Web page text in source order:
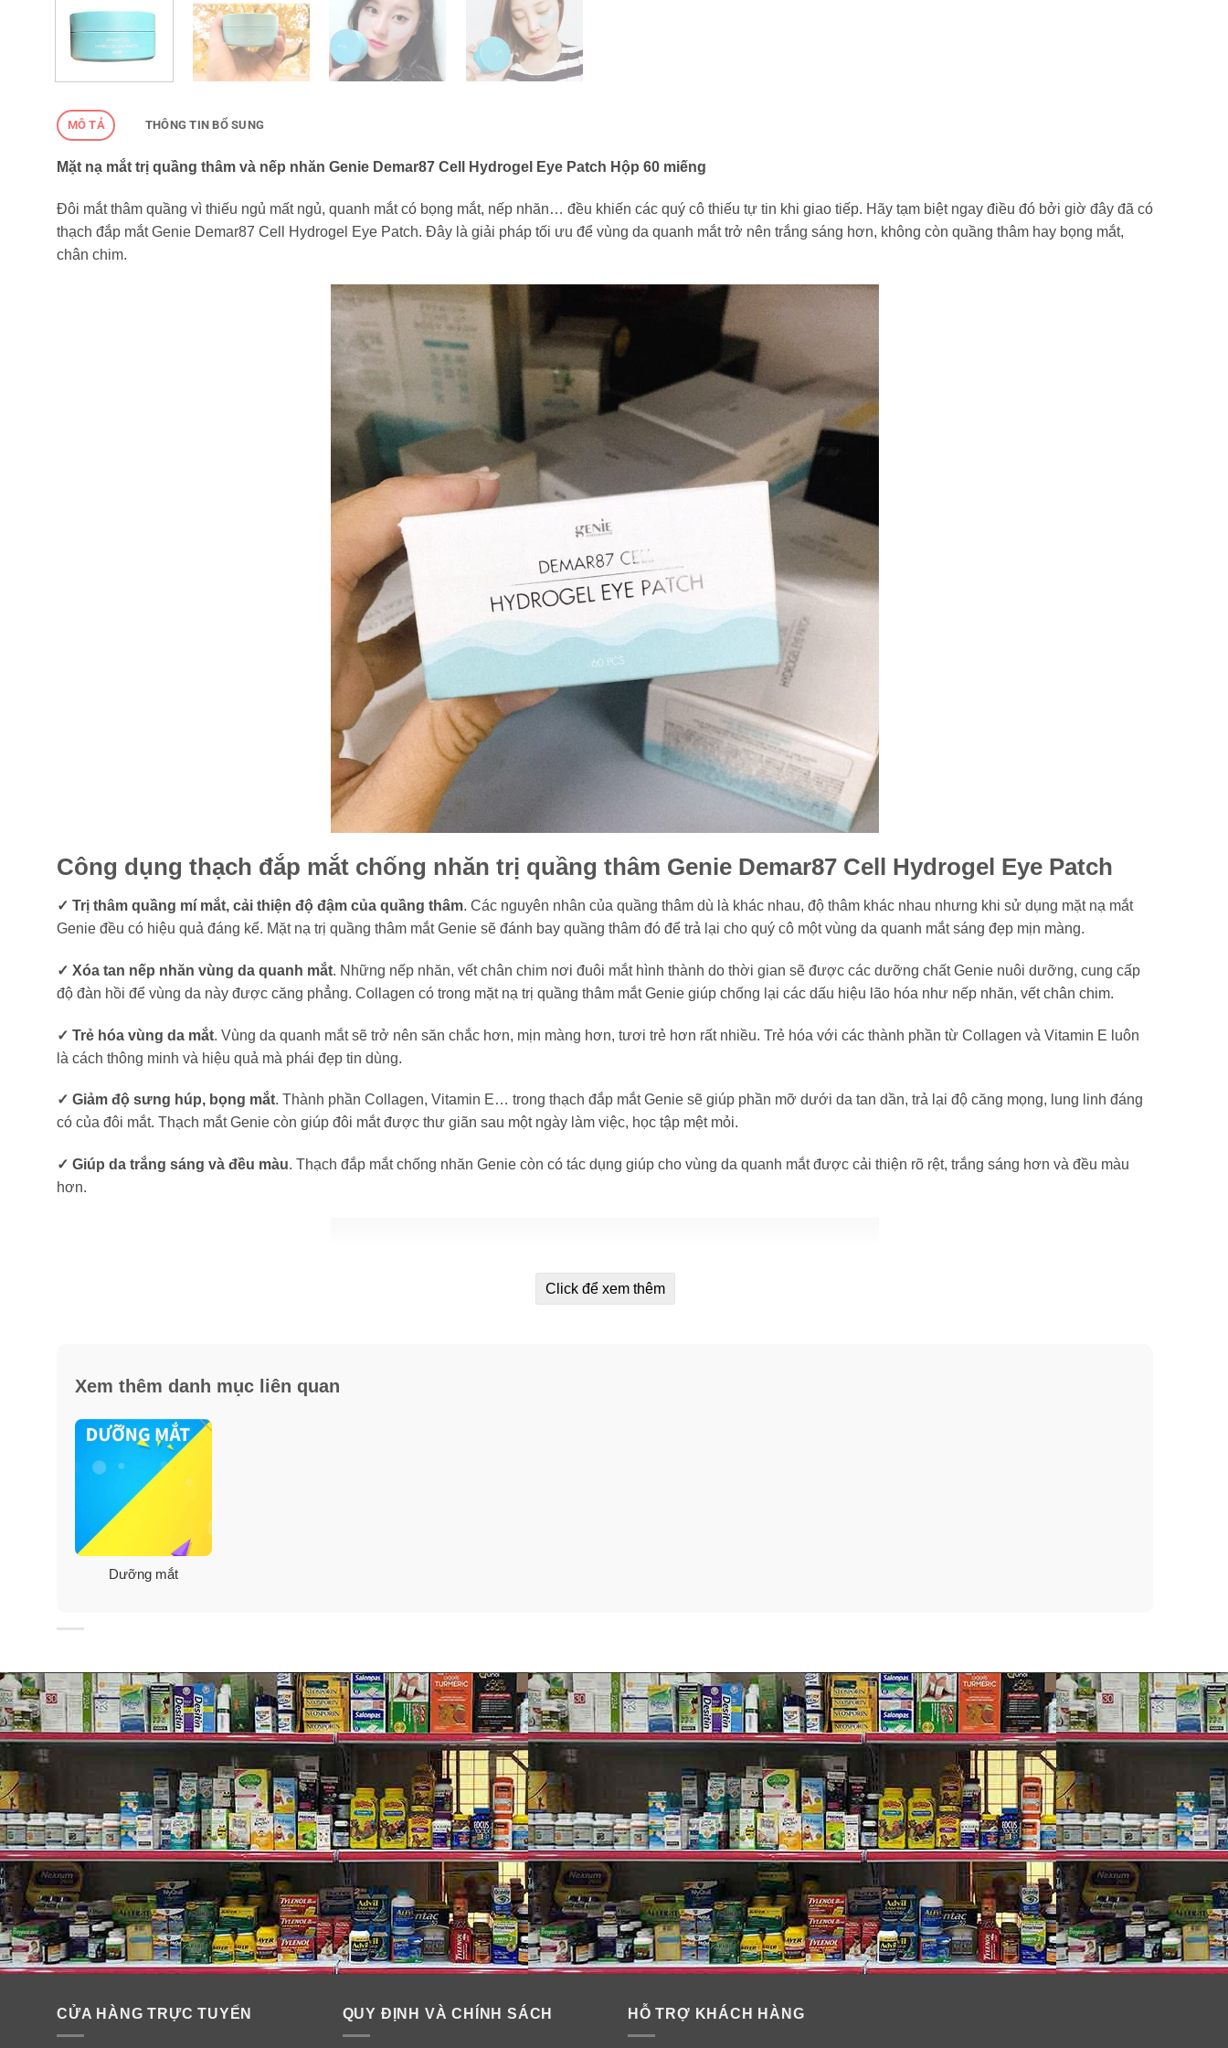
MÔ TẢ THÔNG TIN BỔ SUNG
Mặt nạ mắt trị quầng thâm và nếp nhăn Genie Demar87 Cell Hydrogel Eye Patch Hộp 60 miếng
Đôi mắt thâm quầng vì thiếu ngủ mất ngủ, quanh mắt có bọng mắt, nếp nhăn… đều khiến các quý cô thiếu tự tin khi giao tiếp. Hãy tạm biệt ngay điều đó bởi giờ đây đã có
thạch đắp mắt Genie Demar87 Cell Hydrogel Eye Patch. Đây là giải pháp tối ưu để vùng da quanh mắt trở nên trắng sáng hơn, không còn quầng thâm hay bọng mắt,
chân chim.
Công dụng thạch đắp mắt chống nhăn trị quầng thâm Genie Demar87 Cell Hydrogel Eye Patch
✓ Trị thâm quầng mí mắt, cải thiện độ đậm của quầng thâm. Các nguyên nhân của quầng thâm dù là khác nhau, độ thâm khác nhau nhưng khi sử dụng mặt nạ mắt
Genie đều có hiệu quả đáng kể. Mặt nạ trị quầng thâm mắt Genie sẽ đánh bay quầng thâm đó để trả lại cho quý cô một vùng da quanh mắt sáng đẹp mịn màng.
✓ Xóa tan nếp nhăn vùng da quanh mắt. Những nếp nhăn, vết chân chim nơi đuôi mắt hình thành do thời gian sẽ được các dưỡng chất Genie nuôi dưỡng, cung cấp
độ đàn hồi để vùng da này được căng phẳng. Collagen có trong mặt nạ trị quầng thâm mắt Genie giúp chống lại các dấu hiệu lão hóa như nếp nhăn, vết chân chim.
✓ Trẻ hóa vùng da mắt. Vùng da quanh mắt sẽ trở nên săn chắc hơn, mịn màng hơn, tươi trẻ hơn rất nhiều. Trẻ hóa với các thành phần từ Collagen và Vitamin E luôn
là cách thông minh và hiệu quả mà phái đẹp tin dùng.
✓ Giảm độ sưng húp, bọng mắt. Thành phần Collagen, Vitamin E… trong thạch đắp mắt Genie sẽ giúp phần mỡ dưới da tan dần, trả lại độ căng mọng, lung linh đáng
có của đôi mắt. Thạch mắt Genie còn giúp đôi mắt được thư giãn sau một ngày làm việc, học tập mệt mỏi.
✓ Giúp da trắng sáng và đều màu. Thạch đắp mắt chống nhăn Genie còn có tác dụng giúp cho vùng da quanh mắt được cải thiện rõ rệt, trắng sáng hơn và đều màu
hơn.
Thành phần thạch đắp mắt chống nhăn trị quầng thâm Genie Demar87 Cell Hydrogel Eye Patch
Tinh chất Collagen: Đây là thành phần chiếm tỉ lệ lớn trong mặt nạ trị Genie đắp mắt. Collagen giúp cho vùng da quanh mắt đàn hồi tốt hơn, căng mịn hơn, săn chắc
hơn.
Rong biển: Trong rong biển chứa nhiều Vitamin như Vitamin A, Vitamin B, Vitamin C, Vitamin E… Đây đều là những chất rất tốt cho việc nuôi dưỡng và chăm sóc da
cũng như đào thải chất độc.
Vitamin Agiúp cho đôi mắt sáng thêm khỏe mạnh.Vitamin Bgiúp cho việc đào thải chất độc khỏi da được tốt hơn, xóa đi các vết thâm nám, sạm quanh mắt. Với Vitamin
Vitamin E : có tác dụng chống lão hóa, trị thâm, làm trắng da, dưỡng ẩm cho da, bảo vệ và phục hồi da.
Click để xem thêm
Xem thêm danh mục liên quan
Dưỡng mắt
CỬA HÀNG TRỰC TUYẾN QUY ĐỊNH VÀ CHÍNH SÁCH HỖ TRỢ KHÁCH HÀNG